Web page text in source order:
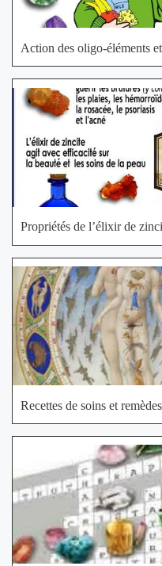
Action des oligo-éléments
Propriétés de l’élixir de
Recettes de soins et